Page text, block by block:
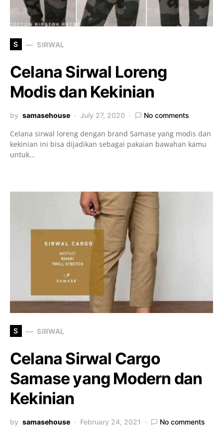
S SIRWAL
Celana Sirwal Loreng
Modis dan Kekinian
by samasehouse July 27, 2020 No comments
Celana sirwal loreng dengan brand Samase yang modis dan
kekinian ini bisa dijadikan sebagai pakaian bawahan kamu
untuk…
S SIRWAL
Celana Sirwal Cargo
Samase yang Modern dan
Kekinian
by samasehouse February 24, 2021 No comments